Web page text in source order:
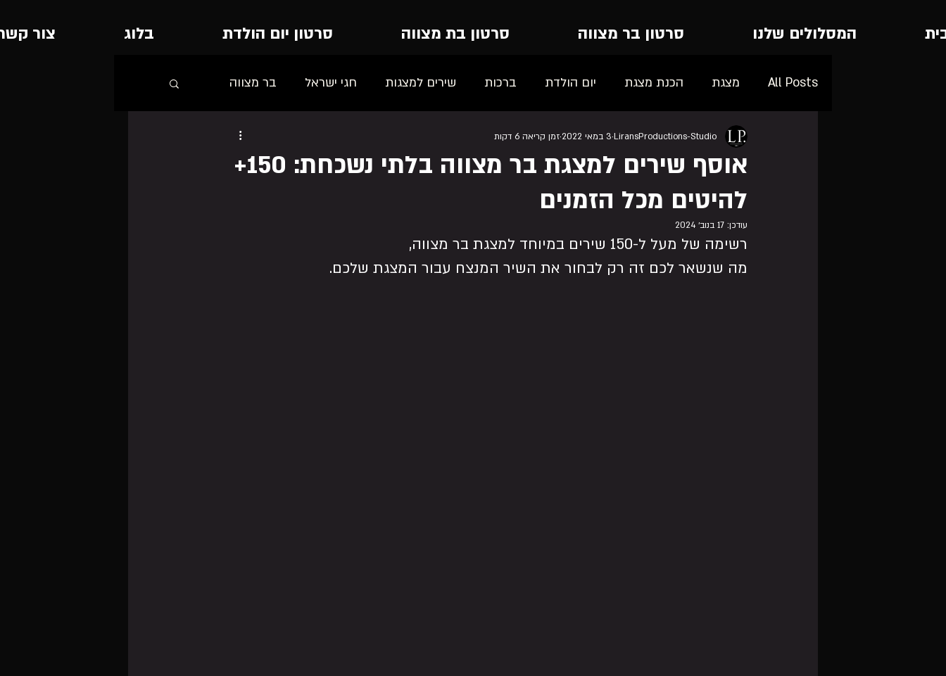
המסלולים שלנו סרטון בר מצווה סרטון בת מצווה סרטון יום הולדת בלוג צור
All Posts מצגת הכנת מצגת יום הולדת ברכות שירים למצגות חגי ישראל בר מצווה
בת מצווה
אוסף שירים למצגת בר מצווה בלתי נשכחת: 150+
להיטים מכל הזמנים
LiransProductions-Studio 3 במאי 2022 זמן קריאה 6 דקות
עודכן: 17 בנוב׳ 2024
רשימה של מעל ל-150 שירים במיוחד למצגת בר מצווה,
מה שנשאר לכם זה רק לבחור את השיר המנצח עבור המצגת שלכם.